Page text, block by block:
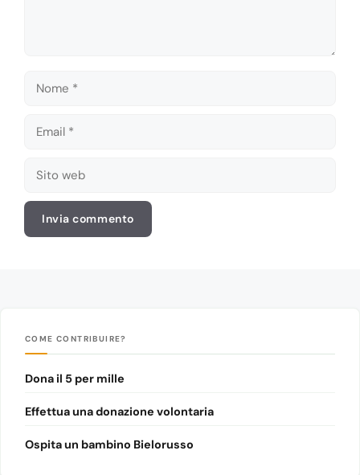
Nome
Email
Sito
COME CONTRIBUIRE?
Dona il 5 per mille
Effettua una donazione volontaria
Ospita un bambino Bielorusso